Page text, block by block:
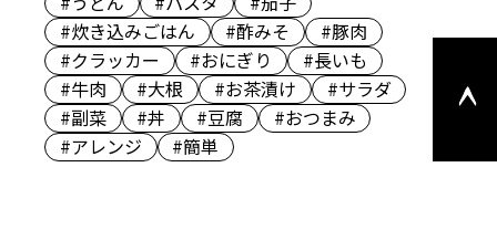
#炊き込みごはん
#酢みそ
#豚肉
#クラッカー
#おにぎり
#長いも
#牛肉
#大根 #お茶漬け
#サラダ
#副菜
#丼 #豆腐
#おつまみ
#アレンジ
#簡単
ージの
上部へ